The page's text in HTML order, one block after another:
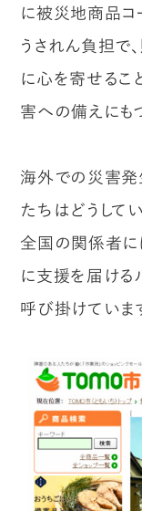
に被災地商品コ
うされん負担で
に心を寄せるこ
害への備えにも
海外での災害発
たちはどうして
全国の関係者に
に支援を届ける
呼び掛けていま